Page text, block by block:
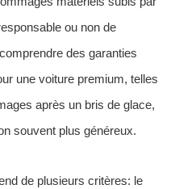
ou non de
des garanties
une voiture premium, telles
après un bris de glace,
souvent plus généreux.
de plusieurs critères: le